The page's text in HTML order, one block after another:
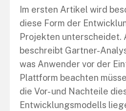
Im ersten Artikel wird
diese Form der
Projekten unterscheidet.
beschreibt Gartner-
was Anwender vor der
Plattform beachten
die Vor- und Nachteile
Entwicklungsmodells